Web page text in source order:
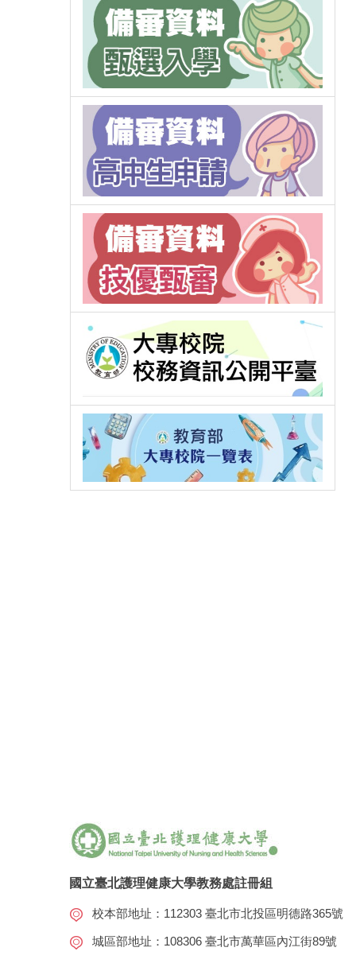
國立臺北護理健康大學教務處註冊組
校本部地址：112303 臺北市北投區明德路365號
城區部地址：108306 臺北市萬華區內江街89號